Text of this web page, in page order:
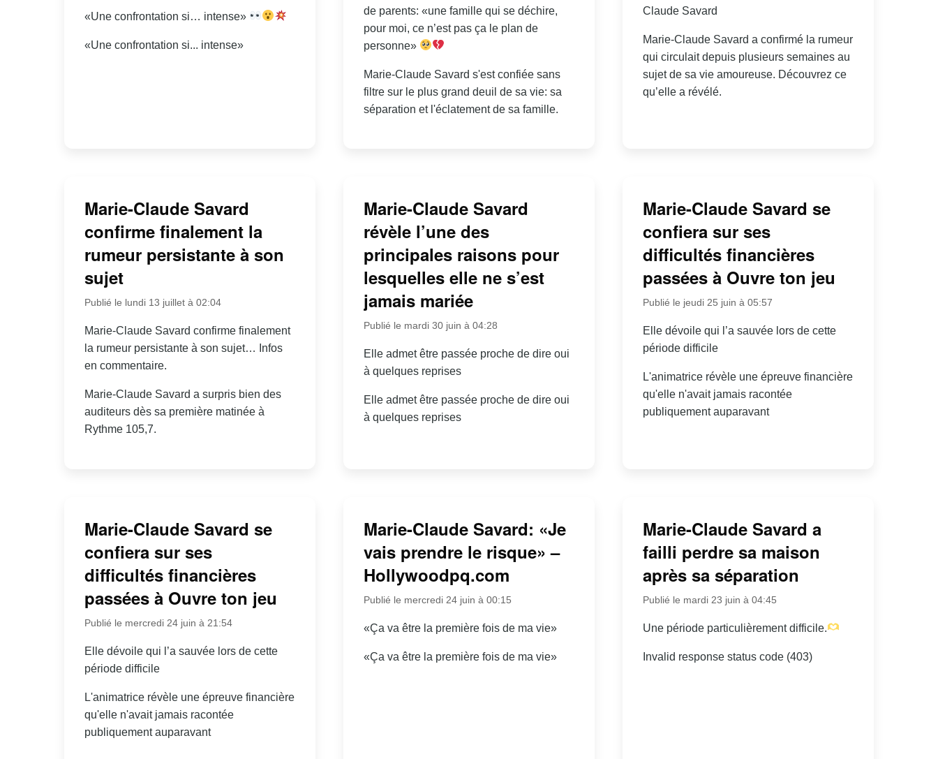
«Une confrontation si… intense»
«Une confrontation si... intense»
de parents: «une famille qui se déchire,
pour moi, ce n’est pas ça le plan de
personne»
Marie-Claude Savard s'est confiée sans
filtre sur le plus grand deuil de sa vie: sa
séparation et l'éclatement de sa famille.
Claude Savard
Marie-Claude Savard a confirmé la rumeur
qui circulait depuis plusieurs semaines au
sujet de sa vie amoureuse. Découvrez ce
qu’elle a révélé.
Marie-Claude Savard
confirme finalement la
rumeur persistante à son
sujet
Publié le lundi 13 juillet à 02:04
Marie-Claude Savard confirme finalement
la rumeur persistante à son sujet… Infos
en commentaire.
Marie-Claude Savard a surpris bien des
auditeurs dès sa première matinée à
Rythme 105,7.
Marie-Claude Savard
révèle l’une des
principales raisons pour
lesquelles elle ne s’est
jamais mariée
Publié le mardi 30 juin à 04:28
Elle admet être passée proche de dire oui
à quelques reprises
Elle admet être passée proche de dire oui
à quelques reprises
Marie-Claude Savard se
confiera sur ses
difficultés financières
passées à Ouvre ton jeu
Publié le jeudi 25 juin à 05:57
Elle dévoile qui l’a sauvée lors de cette
période difficile
L'animatrice révèle une épreuve financière
qu'elle n'avait jamais racontée
publiquement auparavant
Marie-Claude Savard se
confiera sur ses
difficultés financières
passées à Ouvre ton jeu
Publié le mercredi 24 juin à 21:54
Elle dévoile qui l’a sauvée lors de cette
période difficile
L'animatrice révèle une épreuve financière
qu'elle n'avait jamais racontée
publiquement auparavant
Marie-Claude Savard: «Je
vais prendre le risque» –
Hollywoodpq.com
Publié le mercredi 24 juin à 00:15
«Ça va être la première fois de ma vie»
«Ça va être la première fois de ma vie»
Marie-Claude Savard a
failli perdre sa maison
après sa séparation
Publié le mardi 23 juin à 04:45
Une période particulièrement difficile.
Invalid response status code (403)